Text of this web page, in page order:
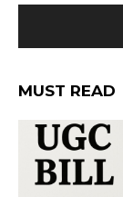
MUST READ